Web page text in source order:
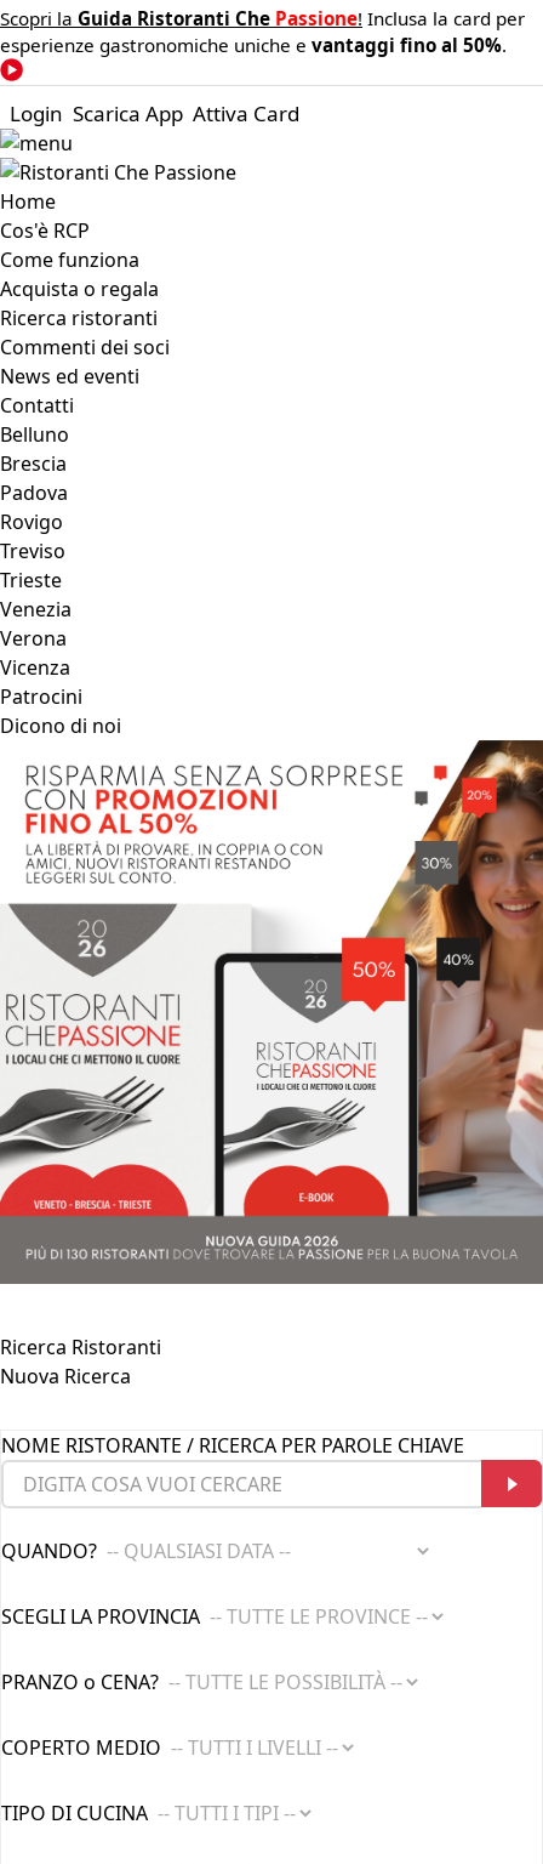
Scopri la Guida Ristoranti Che Passione! Inclusa la card per
esperienze gastronomiche uniche e vantaggi fino al 50%.
Login Scarica App Attiva Card
Home
Cos'è RCP
Come funziona
Acquista o regala
Ricerca ristoranti
Commenti dei soci
News ed eventi
Contatti
Belluno
Brescia
Padova
Rovigo
Treviso
Trieste
Venezia
Verona
Vicenza
Patrocini
Dicono di noi
Ricerca Ristoranti
Nuova Ricerca
NOME RISTORANTE / RICERCA PER PAROLE CHIAVE
QUANDO?
SCEGLI LA PROVINCIA
PRANZO o CENA?
COPERTO MEDIO
TIPO DI CUCINA